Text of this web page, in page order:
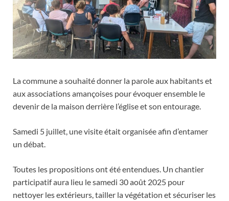
La commune a souhaité donner la parole aux habitants et
aux associations amançoises pour évoquer ensemble le
devenir de la maison derrière l’église et son entourage.
Samedi 5 juillet, une visite était organisée afin d’entamer
un débat.
Toutes les propositions ont été entendues. Un chantier
participatif aura lieu le samedi 30 août 2025 pour
nettoyer les extérieurs, tailler la végétation et sécuriser les